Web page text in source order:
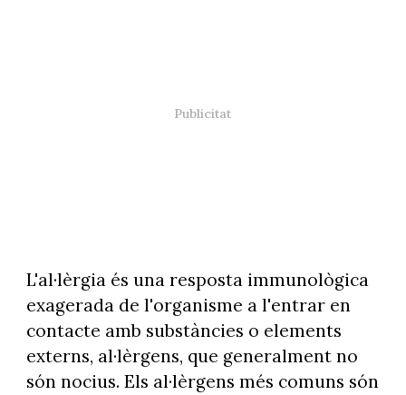
L'al·lèrgia és una resposta immunològica
exagerada de l'organisme a l'entrar en
contacte amb substàncies o elements
externs, al·lèrgens, que generalment no
són nocius. Els al·lèrgens més comuns són